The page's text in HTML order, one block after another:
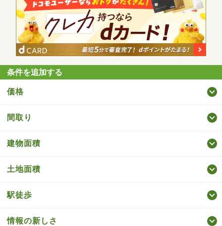
条件を追加する
価格
間取り
建物面積
土地面積
駅徒歩
情報の新しさ